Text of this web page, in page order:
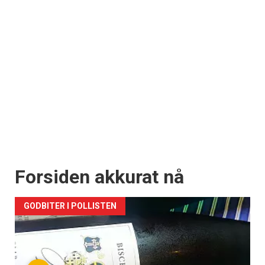
Forsiden akkurat nå
GODBITER I POLLISTEN